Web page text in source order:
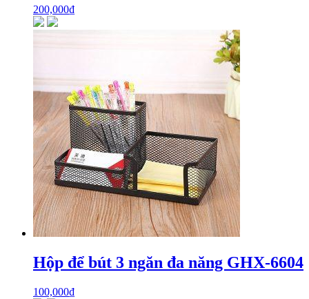
200,000₫
Hộp để bút 3 ngăn đa năng GHX-6604
100,000₫